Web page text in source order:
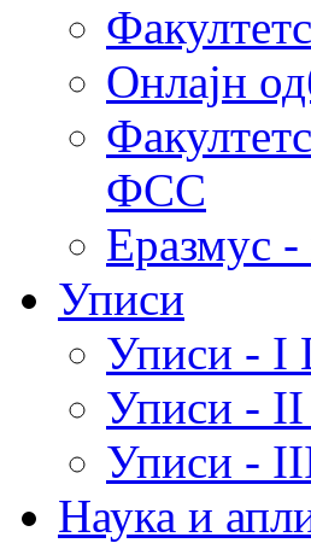
Онлајн
ФСС
Еразмус -
Уписи
Уписи - I
Уписи -
Уписи -
Наука и